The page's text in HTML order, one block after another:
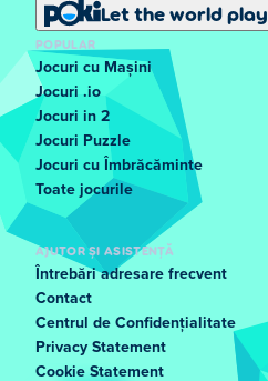
Let the world play
POPULAR
Jocuri cu Mașini
Jocuri .io
Jocuri in 2
Jocuri Puzzle
Jocuri cu Îmbrăcăminte
Toate jocurile
AJUTOR ȘI ASISTENȚĂ
Întrebări adresare frecvent
Contact
Centrul de Confidențialitate
Privacy Statement
Cookie Statement